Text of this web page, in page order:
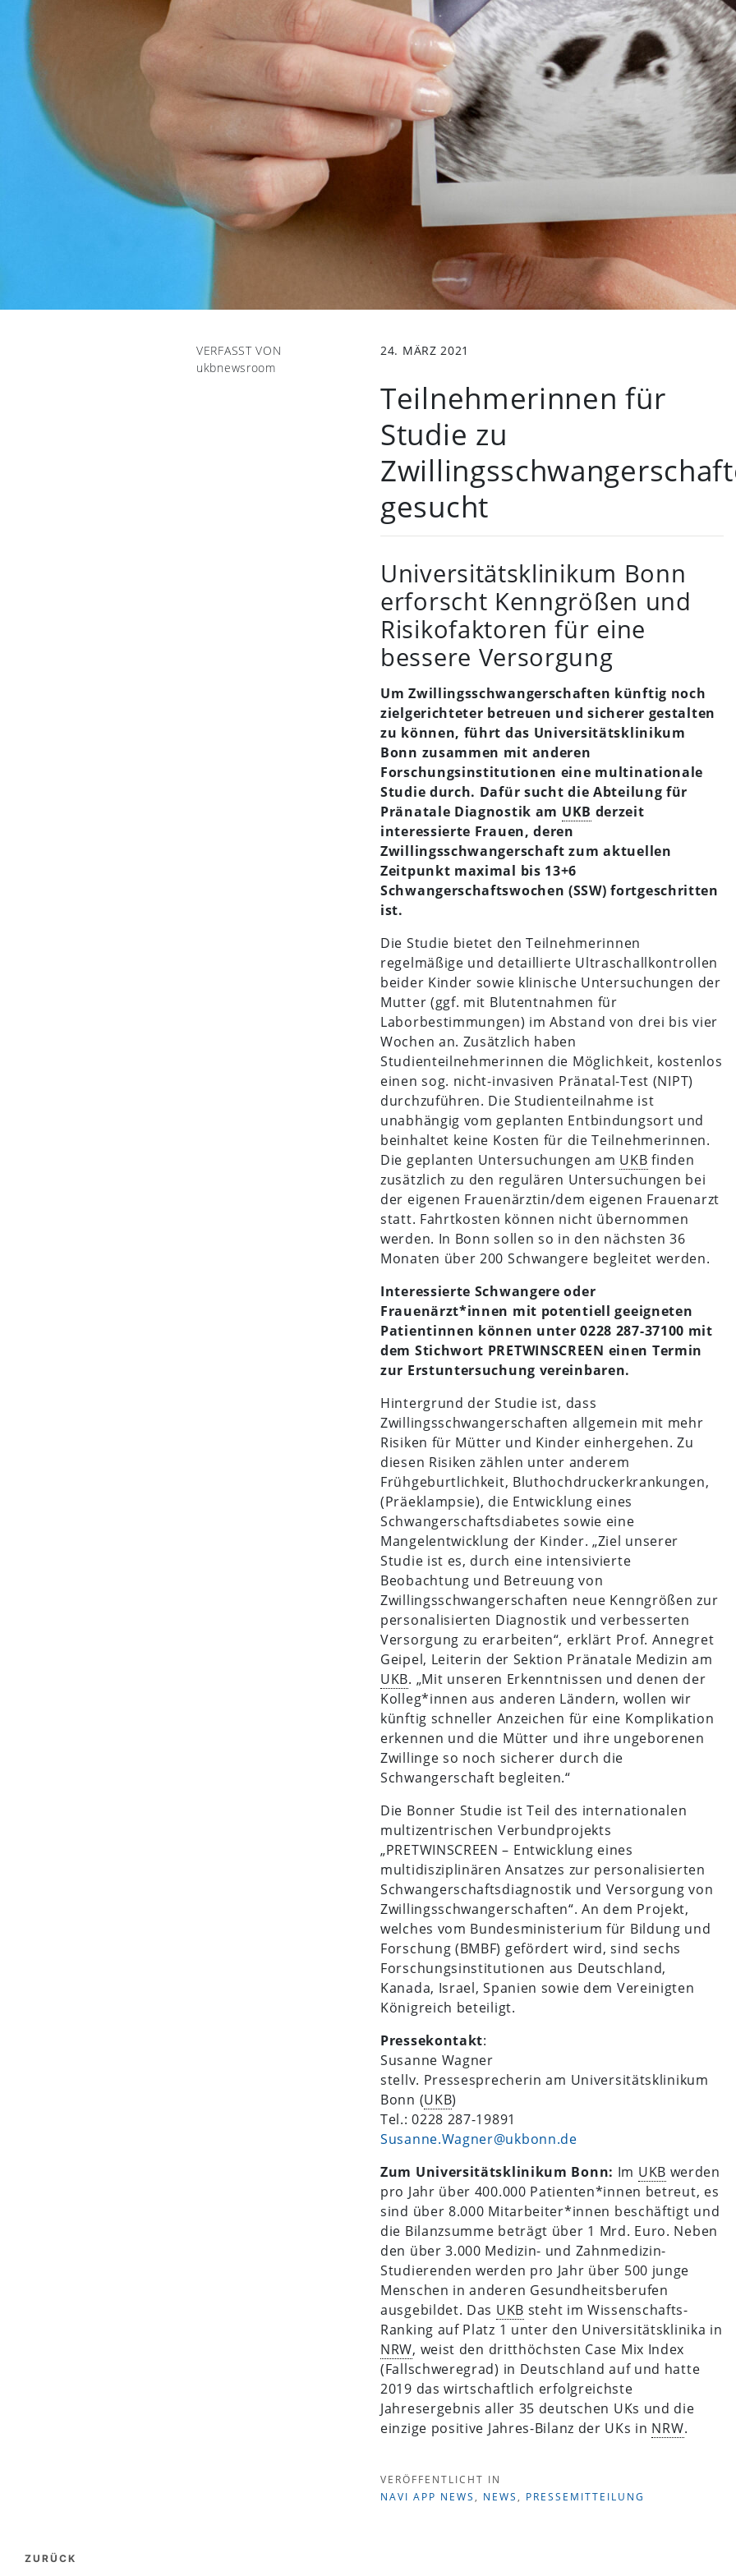
VERFASST VON
ukbnewsroom
24. MÄRZ 2021
Teilnehmerinnen für
Studie zu
gesucht
Universitätsklinikum Bonn
erforscht Kenngrößen und
Risikofaktoren für eine
bessere Versorgung
Um Zwillingsschwangerschaften künftig noch
zielgerichteter betreuen und sicherer gestalten
zu können, führt das Universitätsklinikum
Bonn zusammen mit anderen
Forschungsinstitutionen eine multinationale
Studie durch. Dafür sucht die Abteilung für
Pränatale Diagnostik am UKB derzeit
interessierte Frauen, deren
Zwillingsschwangerschaft zum aktuellen
Zeitpunkt maximal bis 13+6
Schwangerschaftswochen (SSW) fortgeschritten
ist.
Die Studie bietet den Teilnehmerinnen
regelmäßige und detaillierte Ultraschallkontrollen
beider Kinder sowie klinische Untersuchungen der
Mutter (ggf. mit Blutentnahmen für
Laborbestimmungen) im Abstand von drei bis vier
Wochen an. Zusätzlich haben
Studienteilnehmerinnen die Möglichkeit, kostenlos
einen sog. nicht-invasiven Pränatal-Test (NIPT)
durchzuführen. Die Studienteilnahme ist
unabhängig vom geplanten Entbindungsort und
beinhaltet keine Kosten für die Teilnehmerinnen.
Die geplanten Untersuchungen am UKB finden
zusätzlich zu den regulären Untersuchungen bei
der eigenen Frauenärztin/dem eigenen Frauenarzt
statt. Fahrtkosten können nicht übernommen
werden. In Bonn sollen so in den nächsten 36
Monaten über 200 Schwangere begleitet werden.
Interessierte Schwangere oder
Frauenärzt*innen mit potentiell geeigneten
Patientinnen können unter 0228 287-37100 mit
dem Stichwort PRETWINSCREEN einen Termin
zur Erstuntersuchung vereinbaren.
Hintergrund der Studie ist, dass
Zwillingsschwangerschaften allgemein mit mehr
Risiken für Mütter und Kinder einhergehen. Zu
diesen Risiken zählen unter anderem
Frühgeburtlichkeit, Bluthochdruckerkrankungen,
(Präeklampsie), die Entwicklung eines
Schwangerschaftsdiabetes sowie eine
Mangelentwicklung der Kinder. „Ziel unserer
Studie ist es, durch eine intensivierte
Beobachtung und Betreuung von
Zwillingsschwangerschaften neue Kenngrößen zur
personalisierten Diagnostik und verbesserten
Versorgung zu erarbeiten“, erklärt Prof. Annegret
Geipel, Leiterin der Sektion Pränatale Medizin am
UKB. „Mit unseren Erkenntnissen und denen der
Kolleg*innen aus anderen Ländern, wollen wir
künftig schneller Anzeichen für eine Komplikation
erkennen und die Mütter und ihre ungeborenen
Zwillinge so noch sicherer durch die
Schwangerschaft begleiten.“
Die Bonner Studie ist Teil des internationalen
multizentrischen Verbundprojekts
„PRETWINSCREEN – Entwicklung eines
multidisziplinären Ansatzes zur personalisierten
Schwangerschaftsdiagnostik und Versorgung von
Zwillingsschwangerschaften“. An dem Projekt,
welches vom Bundesministerium für Bildung und
Forschung (BMBF) gefördert wird, sind sechs
Forschungsinstitutionen aus Deutschland,
Kanada, Israel, Spanien sowie dem Vereinigten
Königreich beteiligt.
Pressekontakt:
Susanne Wagner
stellv. Pressesprecherin am Universitätsklinikum
Bonn (UKB)
Tel.: 0228 287-19891
Susanne.Wagner@ukbonn.de
Zum Universitätsklinikum Bonn: Im UKB werden
pro Jahr über 400.000 Patienten*innen betreut, es
sind über 8.000 Mitarbeiter*innen beschäftigt und
die Bilanzsumme beträgt über 1 Mrd. Euro. Neben
den über 3.000 Medizin- und Zahnmedizin-
Studierenden werden pro Jahr über 500 junge
Menschen in anderen Gesundheitsberufen
ausgebildet. Das UKB steht im Wissenschafts-
Ranking auf Platz 1 unter den Universitätsklinika in
NRW, weist den dritthöchsten Case Mix Index
(Fallschweregrad) in Deutschland auf und hatte
2019 das wirtschaftlich erfolgreichste
Jahresergebnis aller 35 deutschen UKs und die
einzige positive Jahres-Bilanz der UKs in NRW.
VERÖFFENTLICHT IN
NAVI APP NEWS , NEWS , PRESSEMITTEILUNG
ZURÜCK